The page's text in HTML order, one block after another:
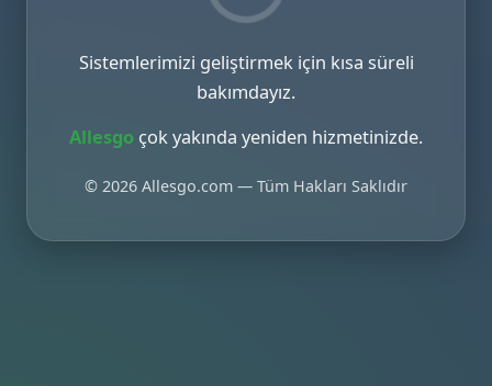
Sistemlerimizi geliştirmek için kısa süreli
bakımdayız.
Allesgo çok yakında yeniden hizmetinizde.
© 2026 Allesgo.com — Tüm Hakları Saklıdır